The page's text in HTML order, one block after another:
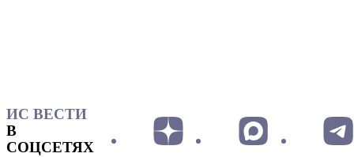
ИС ВЕСТИ
В
СОЦСЕТЯХ